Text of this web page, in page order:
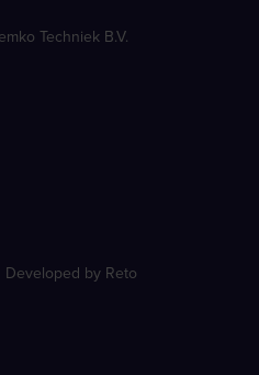
Techniek B.V.
Developed by Reto